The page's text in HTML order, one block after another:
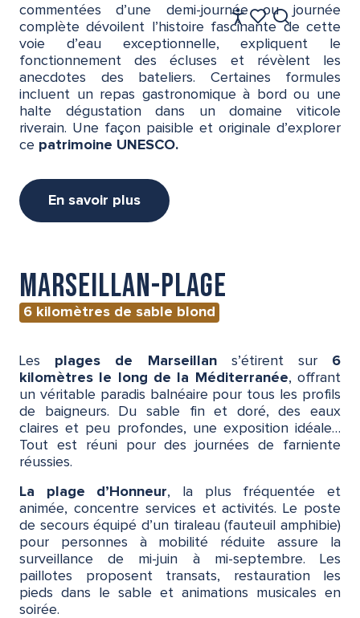
Accessibilité
Voir les favoris
Recherche
FR
commentées d’une demi-journée ou journée
complète dévoilent l’histoire fascinante de cette
voie d’eau exceptionnelle, expliquent le
fonctionnement des écluses et révèlent les
anecdotes des bateliers. Certaines formules
incluent un repas gastronomique à bord ou une
halte dégustation dans un domaine viticole
riverain. Une façon paisible et originale d’explorer
ce patrimoine UNESCO.
En savoir plus
Marseillan-Plage
6 kilomètres de sable blond
Les plages de Marseillans’étirent sur6
kilomètres le long de la Méditerranée, offrant
un véritable paradis balnéaire pour tous les profils
de baigneurs. Du sable fin et doré, des eaux
claires et peu profondes, une exposition idéale…
Tout est réuni pour des journées de farniente
réussies.
La plage d’Honneur, la plus fréquentée et
animée, concentre services et activités. Le poste
de secours équipé d’un tiraleau (fauteuil amphibie)
pour personnes à mobilité réduite assure la
surveillance de mi-juin à mi-septembre. Les
paillotes proposent transats, restauration les
pieds dans le sable et animations musicales en
soirée.